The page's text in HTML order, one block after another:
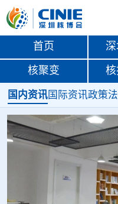
首页
核聚变 核
国内资讯国际资讯政策